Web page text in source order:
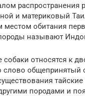
распространения
и материковый
обитания
называют
относятся к
слово общепринятый
породами и